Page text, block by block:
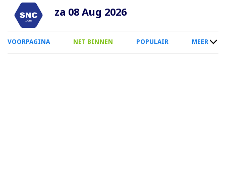
Overslaan
naar
inhoud
za 08 Aug 2026
0
Smartphone
VOORPAGINA NET BINNEN POPULAIR MEER